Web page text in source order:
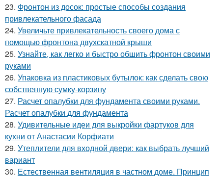
23. Фронтон из досок: простые способы создания
привлекательного фасада
24. Увеличьте привлекательность своего дома с
помощью фронтона двухскатной крыши
25. Узнайте, как легко и быстро обшить фронтон своими
руками
26. Упаковка из пластиковых бутылок: как сделать свою
собственную сумку-корзину
27. Расчет опалубки для фундамента своими руками.
Расчет опалубки для фундамента
28. Удивительные идеи для выкройки фартуков для
кухни от Анастасии Корфиати
29. Утеплители для входной двери: как выбрать лучший
вариант
30. Естественная вентиляция в частном доме. Принцип